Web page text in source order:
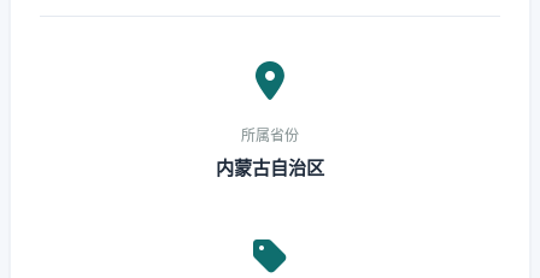
所属省份
内蒙古自治区